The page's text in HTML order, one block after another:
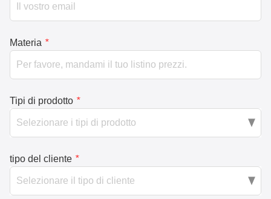
Materia *
Tipi di prodotto *
tipo del cliente *